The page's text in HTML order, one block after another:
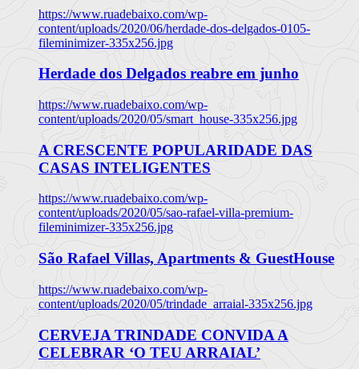
https://www.ruadebaixo.com/wp-
content/uploads/2020/06/herdade-dos-delgados-0105-
fileminimizer-335x256.jpg
Herdade dos Delgados reabre em junho
https://www.ruadebaixo.com/wp-
content/uploads/2020/05/smart_house-335x256.jpg
A CRESCENTE POPULARIDADE DAS
CASAS INTELIGENTES
https://www.ruadebaixo.com/wp-
content/uploads/2020/05/sao-rafael-villa-premium-
fileminimizer-335x256.jpg
São Rafael Villas, Apartments & GuestHouse
https://www.ruadebaixo.com/wp-
content/uploads/2020/05/trindade_arraial-335x256.jpg
CERVEJA TRINDADE CONVIDA A
CELEBRAR ‘O TEU ARRAIAL’